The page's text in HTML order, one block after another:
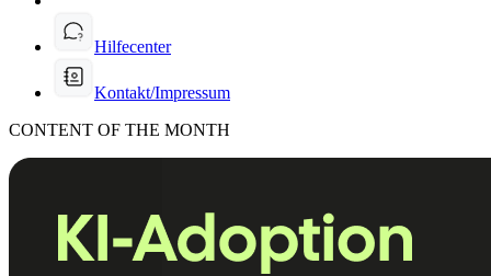
Hilfecenter
Kontakt/Impressum
CONTENT OF THE MONTH